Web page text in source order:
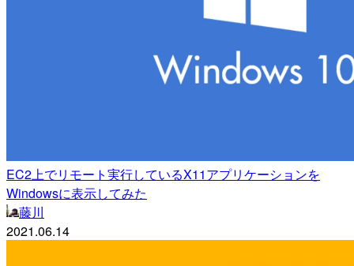
EC2上でリモート実行しているX11アプリケーションを
Windowsに表示してみた
藤川
2021.06.14